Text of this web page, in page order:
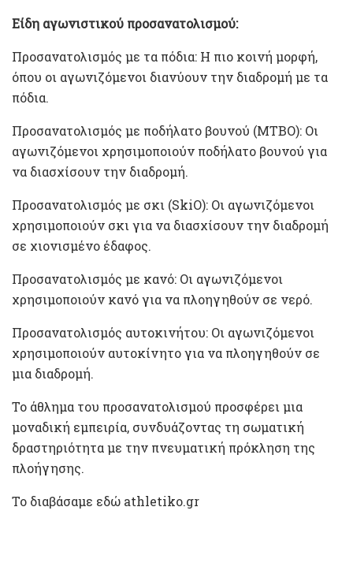
Είδη αγωνιστικού προσανατολισμού:
Προσανατολισμός με τα πόδια: Η πιο κοινή μορφή,
όπου οι αγωνιζόμενοι διανύουν την διαδρομή με τα
πόδια.
Προσανατολισμός με ποδήλατο βουνού (MTBO): Οι
αγωνιζόμενοι χρησιμοποιούν ποδήλατο βουνού για
να διασχίσουν την διαδρομή.
Προσανατολισμός με σκι (SkiO): Οι αγωνιζόμενοι
χρησιμοποιούν σκι για να διασχίσουν την διαδρομή
σε χιονισμένο έδαφος.
Προσανατολισμός με κανό: Οι αγωνιζόμενοι
χρησιμοποιούν κανό για να πλοηγηθούν σε νερό.
Προσανατολισμός αυτοκινήτου: Οι αγωνιζόμενοι
χρησιμοποιούν αυτοκίνητο για να πλοηγηθούν σε
μια διαδρομή.
Το άθλημα του προσανατολισμού προσφέρει μια
μοναδική εμπειρία, συνδυάζοντας τη σωματική
δραστηριότητα με την πνευματική πρόκληση της
πλοήγησης.
Το διαβάσαμε εδώ athletiko.gr